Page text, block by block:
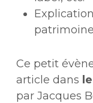
Ce petit
article dans
par Jacques